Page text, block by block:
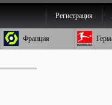
Регистрация
Франция